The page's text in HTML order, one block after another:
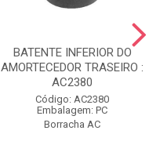
BATENTE INFERIOR DO
AMORTECEDOR TRASEIRO :
AC2380
Código: AC2380
Embalagem: PC
Borracha AC